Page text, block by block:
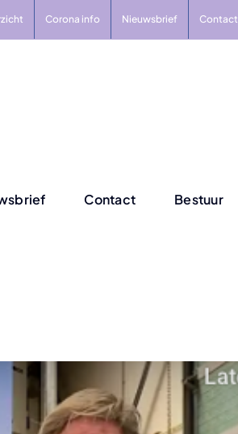
Corona info Nieuwsbrief Contact
Contact Bestuur